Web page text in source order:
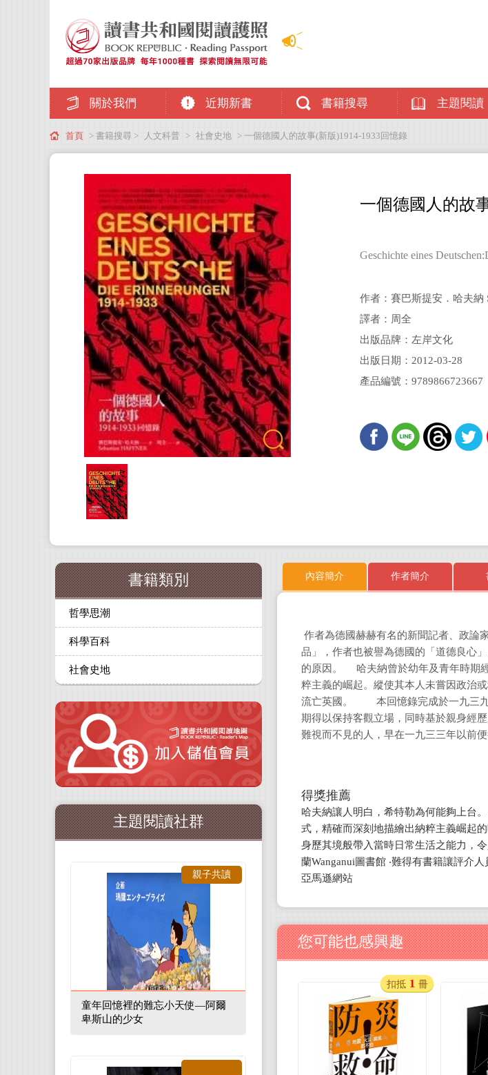
關於我們 近期新書 書籍搜尋 主題閱讀
首頁 > 書籍搜尋 > 人文科普 > 社會史地 > 一個德國人的故事(新版)1914-1933回憶錄
一個德國人的故
Geschichte eines
作者：賽巴斯提安．哈夫納
譯者：周全
出版品牌：左岸文化
出版日期：2012-03-28
產品編號：9789866723667
內容簡介 作者簡介
作者為德國赫赫有名的新聞記者、政論
品」，作者也被譽為德國的「道德良心
的原因。 哈夫納曾於幼年及青年時期
粹主義的崛起。縱使其本人未嘗因政治
流亡英國。 本回憶錄完成於一九三九
期得以保持客觀立場，同時基於親身經
難視而不見的人，早在一九三三年以前
得獎推薦
哈夫納讓人明白，希特勒為何能夠上台
式，精確而深刻地描繪出納粹主義崛起
身歷其境般帶入當時日常生活之能力，
蘭Wanganui圖書館 ‧難得有書籍讓評介
亞馬遜網站
您可能也感興趣
扣抵 1 冊
書籍類別
哲學思潮
科學百科
社會史地
主題閱讀社群
童年回憶裡的難忘小天使—阿爾
卑斯山的少女
親子共讀